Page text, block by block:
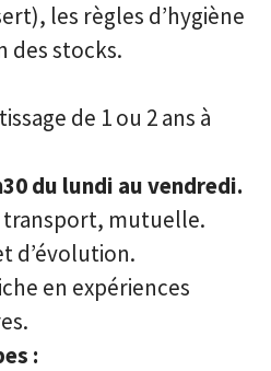
les règles d’hygiène
des stocks.
de 1 ou 2 ans à
du lundi au vendredi.
mutuelle.
d’évolution.
en expériences
: